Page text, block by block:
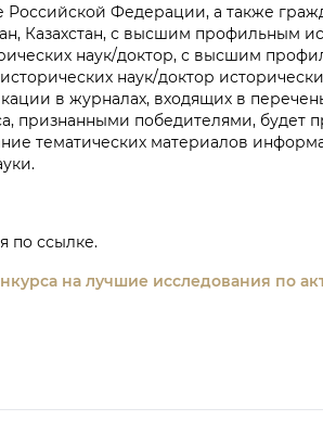
Российской Федерации, а также
Казахстан, с высшим профильным
наук/доктор, с высшим
наук/доктор
в журналах, входящих в
признанными победителями, будет
тематических материалов
по ссылке.
на лучшие исследования по